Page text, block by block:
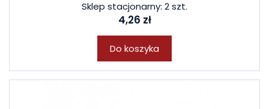
Sklep stacjonarny: 2 szt.
4,26 zł
Do koszyka